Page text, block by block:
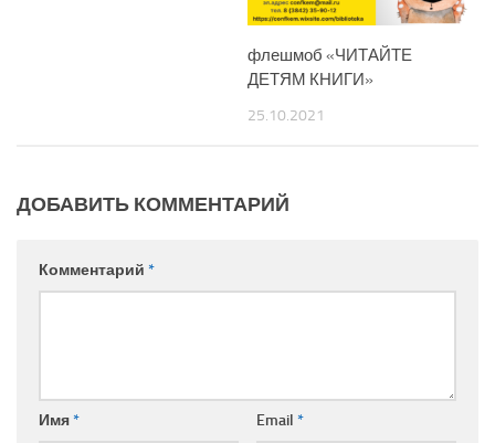
флешмоб «ЧИТАЙТЕ
ДЕТЯМ КНИГИ»
25.10.2021
ДОБАВИТЬ КОММЕНТАРИЙ
Комментарий *
Имя* Email *